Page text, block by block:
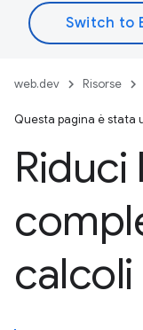
web.dev Risorse
Questa pagina è stata
Riduci